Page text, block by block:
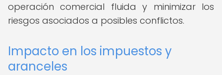
operación comercial fluida y minimizar los
riesgos asociados a posibles conflictos.
Impacto en los impuestos y
aranceles